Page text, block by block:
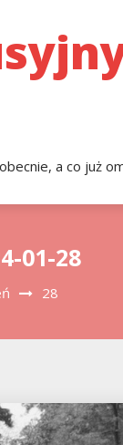
a co już
01-28
28